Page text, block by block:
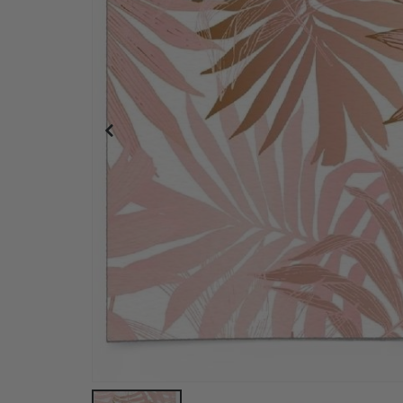
Selvklebende fliser - Rosa / 24 stk